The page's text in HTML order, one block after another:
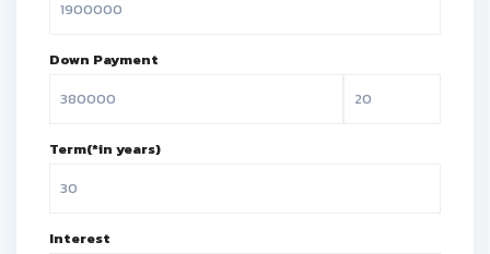
Down Payment
Term(*in years)
Interest